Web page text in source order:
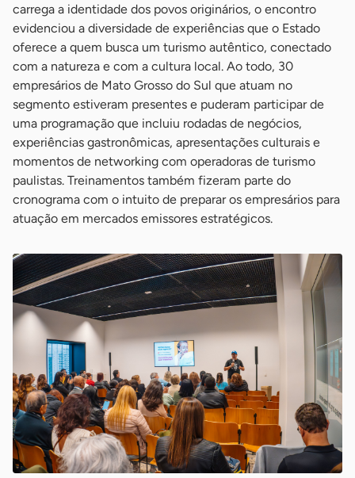
carrega a identidade dos povos originários, o encontro
evidenciou a diversidade de experiências que o Estado
oferece a quem busca um turismo autêntico, conectado
com a natureza e com a cultura local. Ao todo, 30
empresários de Mato Grosso do Sul que atuam no
segmento estiveram presentes e puderam participar de
uma programação que incluiu rodadas de negócios,
experiências gastronômicas, apresentações culturais e
momentos de networking com operadoras de turismo
paulistas. Treinamentos também fizeram parte do
cronograma com o intuito de preparar os empresários para
atuação em mercados emissores estratégicos.